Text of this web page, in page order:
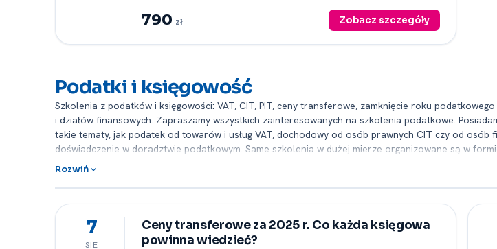
790 zł Zobacz szczegóły
Podatki i księgowość
Szkolenia z podatków i księgowości: VAT, CIT, PIT, ceny transferowe, zamknięcie roku
i działów finansowych. Zapraszamy wszystkich zainteresowanych na szkolenia podatkowe.
takie tematy, jak podatek od towarów i usług VAT, dochodowy od osób prawnych CIT czy od
doświadczenie w doradztwie podatkowym. Same szkolenia w dużej mierze organizowane są w
przykładów, a ich tematyka uwzględnia najnowsze zmiany w uregulowaniach prawnych. To
-⁠ szkolenie jest więc bardzo merytoryczne, a osoby w nim uczestniczące zdobywają jak
zamknięte szkolenia, w ramach których możemy każdorazowo dostosować zakres wiadomości
dla wszystkich rodzajów działalności. Poniżej prezentujemy Państwu spis kursów, które odbędą
umożliwiliśmy internetową rejestrację na każdy z nich -⁠ wystarczy kliknąć odpowiedni link i
Rozwiń
7
SIE
Ceny transferowe za 2025 r. Co każda księgowa
powinna wiedzieć?